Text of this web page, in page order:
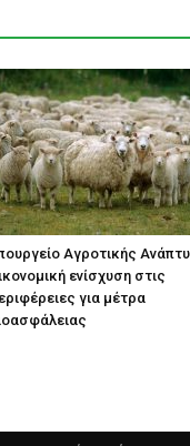
Αγροτικής
ενίσχυση στις
για μέτρα